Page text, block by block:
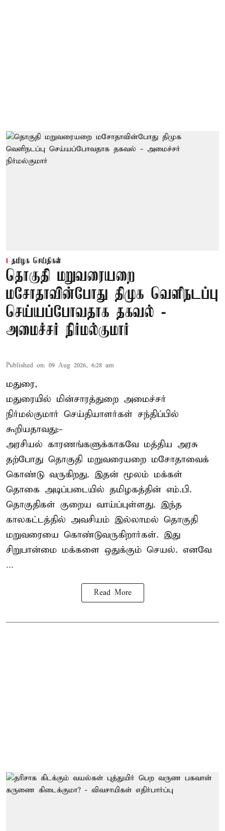
தமிழக செய்திகள்
தொகுதி மறுவரையறை
மசோதாவின்போது திமுக வெளிநடப்பு
செய்யப்போவதாக தகவல் -
அமைச்சர் நிர்மல்குமார்
Published on: 09 Aug 2026, 6:28 am
மதுரை,
மதுரையில் மின்சாரத்துறை அமைச்சர்
நிர்மல்குமார் செய்தியாளர்கள் சந்திப்பில்
கூறியதாவது:-
அரசியல் காரணங்களுக்காகவே மத்திய அரசு
தற்போது தொகுதி மறுவரையறை மசோதாவைக்
கொண்டு வருகிறது. இதன் மூலம் மக்கள்
தொகை அடிப்படையில் தமிழகத்தின் எம்.பி.
தொகுதிகள் குறைய வாய்ப்புள்ளது. இந்த
காலகட்டத்தில் அவசியம் இல்லாமல் தொகுதி
மறுவரையை கொண்டுவருகிறார்கள். இது
சிறுபான்மை மக்களை ஒதுக்கும் செயல். எனவே
...
Read More